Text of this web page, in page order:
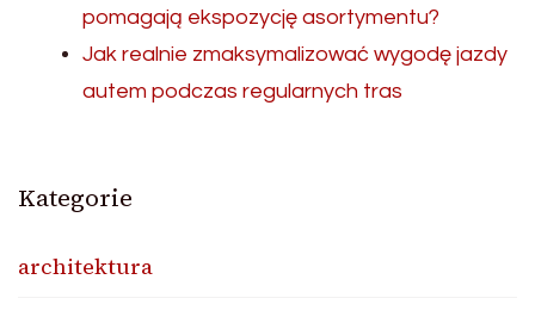
pomagają ekspozycję asortymentu?
Jak realnie zmaksymalizować wygodę jazdy
autem podczas regularnych tras
Kategorie
architektura